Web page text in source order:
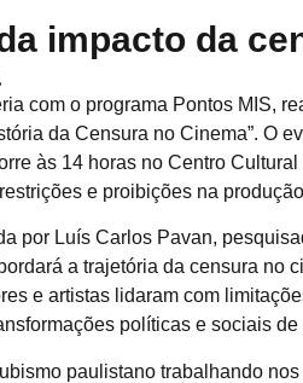
impacto da
com o programa Pontos MIS,
da Censura no Cinema”. O
às 14 horas no Centro
e proibições na
por Luís Carlos Pavan,
a trajetória da censura no
e artistas lidaram com
políticas e sociais de
paulistano trabalhando